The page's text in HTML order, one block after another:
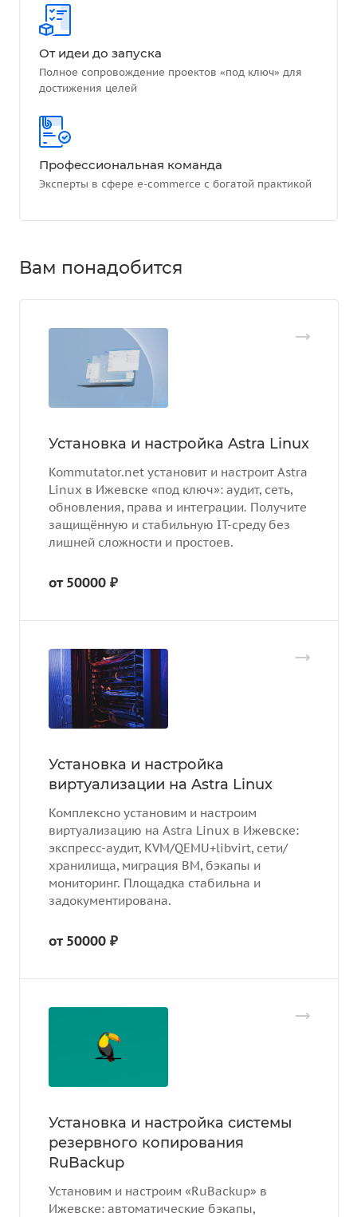
От идеи до запуска
Полное сопровождение проектов «под ключ» для
достижения целей
Профессиональная команда
Эксперты в сфере e-commerce с богатой практикой
Вам понадобится
Установка и настройка Astra Linux
Kommutator.net установит и настроит Astra
Linux в Ижевске «под ключ»: аудит, сеть,
обновления, права и интеграции. Получите
защищённую и стабильную IT-среду без
лишней сложности и простоев.
от 50000 ₽
Установка и настройка
виртуализации на Astra Linux
Комплексно установим и настроим
виртуализацию на Astra Linux в Ижевске:
экспресс-аудит, KVM/QEMU+libvirt, сети/
хранилища, миграция ВМ, бэкапы и
мониторинг. Площадка стабильна и
задокументирована.
от 50000 ₽
Установка и настройка системы
резервного копирования
RuBackup
Установим и настроим «RuBackup» в
Ижевске: автоматические бэкапы,